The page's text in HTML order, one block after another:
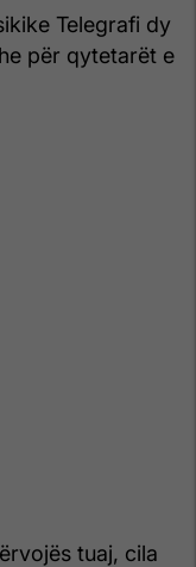
Telegrafi dy
për qytetarët e
tuaj, cila